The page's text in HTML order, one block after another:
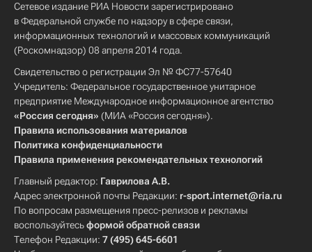
Сетевое издание РИА Новости зарегистрировано
в Федеральной службе по надзору в сфере связи,
информационных технологий и массовых коммуникаций
(Роскомнадзор) 08 апреля 2014 года.
Свидетельство о регистрации Эл № ФС77-57640
Учредитель: Федеральное государственное унитарное
предприятие Международное информационное агентство
«Россия сегодня» (МИА «Россия сегодня»).
Правила использования материалов
Политика конфиденциальности
Правила применения рекомендательных технологий
Главный редактор: Гаврилова А.В.
Адрес электронной почты Редакции: r-sport.internet@ria.ru
По вопросам размещения пресс-релизов и рекламы
воспользуйтесьформой обратной связи
Телефон Редакции: 7 (495) 645-6601